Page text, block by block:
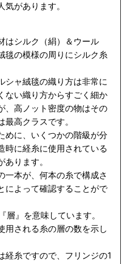
があります。
はシルク（絹）＆ウール
毯の模様の周りにシルク糸
シャ絨毯の織り方は非常に
ない織り方からすごく細か
、高ノット密度の物はその
高クラスです。
めに、いくつかの階級が分
時に経糸に使用されている
ります。
一本が、何本の糸で構成さ
によって確認することがで
層』を意味しています。
用される糸の層の数を示し
経糸ですので、フリンジの1